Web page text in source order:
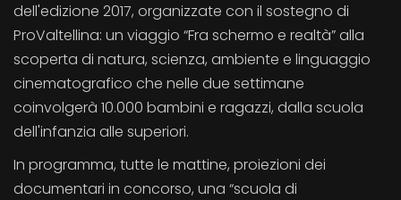
dell'edizione 2017, organizzate con il sostegno di
ProValtellina: un viaggio “Fra schermo e realtà” alla
scoperta di natura, scienza, ambiente e linguaggio
cinematografico che nelle due settimane
coinvolgerà 10.000 bambini e ragazzi, dalla scuola
dell'infanzia alle superiori.
In programma, tutte le mattine, proiezioni dei
documentari in concorso, una “scuola di